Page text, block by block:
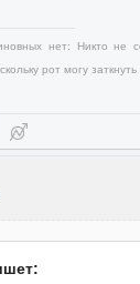
нет: Никто не
рот могу